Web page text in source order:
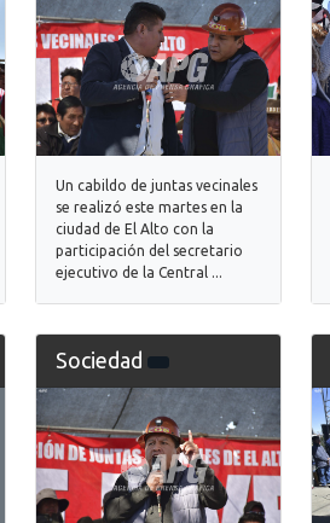
Un cabildo de juntas vecinales
se realizó este martes en la
ciudad de El Alto con la
participación del secretario
ejecutivo de la Central ...
Sociedad